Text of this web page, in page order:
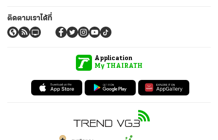
ติดตามเราได้ที่
Application
My THAIRATH